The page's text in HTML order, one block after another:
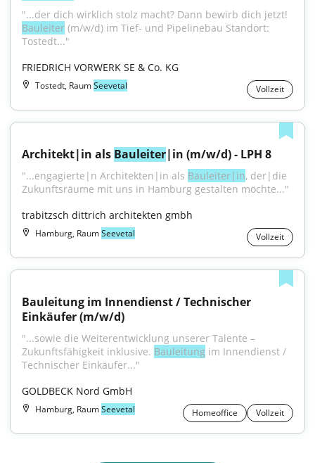
Bauleiter (m/w/d) im Tief- und Pipelinebau Standort:
Tostedt..."
FRIEDRICH VORWERK SE & Co. KG
Tostedt, RaumSeevetal Vollzeit
Architekt|in als Bauleiter|in (m/w/d) - LPH 8
"...engagierte|n Architekten|in als Bauleiter|in, der|die
Zukunftsräume mit uns in Hamburg gestalten möchte..."
trabitzsch dittrich architekten gmbh
Hamburg, RaumSeevetal Vollzeit
Bauleitung im Innendienst / Technischer
Einkäufer (m/w/d)
"...sowie die Weiterentwicklung unserer Talente –
Zukunftsfähigkeit inklusive. Bauleitung im Innendienst /
Technischer Einkäufer..."
GOLDBECK Nord GmbH
Hamburg, RaumSeevetal Homeoffice Vollzeit